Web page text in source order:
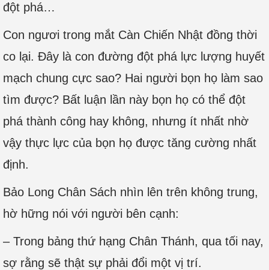
đột phá…
Con ngươi trong mắt Càn Chiến Nhật đồng thời
co lại. Đây là con đường đột phá lực lượng huyết
mạch chung cực sao? Hai người bọn họ làm sao
tìm được? Bất luận lần này bọn họ có thể đột
phá thành công hay không, nhưng ít nhất nhờ
vậy thực lực của bọn họ được tăng cường nhất
định.
Bảo Long Chân Sách nhìn lên trên không trung,
hờ hững nói với người bên cạnh:
– Trong bảng thứ hạng Chân Thánh, qua tối nay,
sợ rằng sẽ thật sự phải đổi một vị trí.